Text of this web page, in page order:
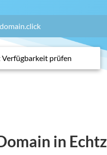
Verfügbarkeit prüfen
in